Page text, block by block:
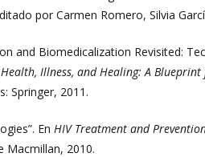
por Carmen Romero, Silvia
and Biomedicalization Revisited:
Illness, and Healing: A
Springer, 2011.
EnHIV Treatment and
Macmillan, 2010.